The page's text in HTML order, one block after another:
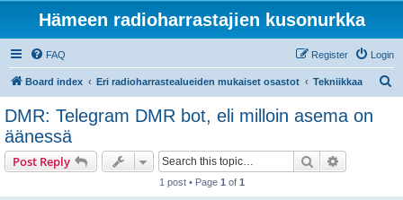
Hämeen radioharrastajien kusonurkka
FAQ Login
Register
Board index Eri radioharrastealueiden mukaiset osastot Tekniikkaa
DMR: Telegram DMR bot, eli milloin asema on
äänessä
Post Reply Search
1 post • Page 1 of 1